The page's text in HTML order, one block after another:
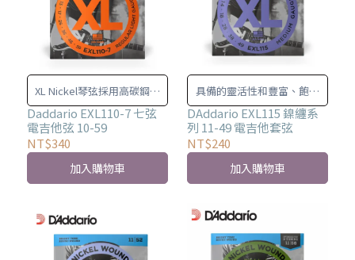
XL Nickel琴弦採用高碳鋼芯
和鍍鎳鋼包線製成
Daddario EXL110-7 七弦
電吉他弦 10-59
NT$340
加入購物車
具備的靈活性和豐富、飽滿
的音色。
DAddario EXL115 鎳纏系
列 11-49 電吉他套弦
NT$240
加入購物車